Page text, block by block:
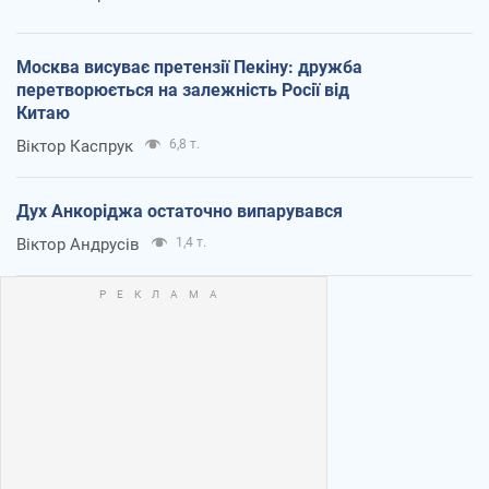
Москва висуває претензії Пекіну: дружба
перетворюється на залежність Росії від
Китаю
Віктор Каспрук 6,8 т.
Дух Анкоріджа остаточно випарувався
Віктор Андрусів 1,4 т.